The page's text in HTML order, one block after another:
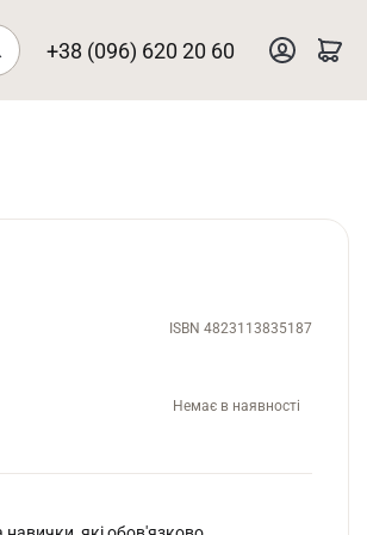
+38 (096) 620 20 60
ISBN 4823113835187
Немає в наявності